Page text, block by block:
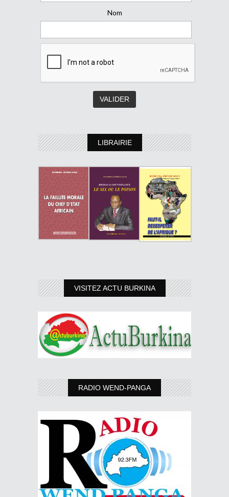
Nom
LIBRAIRIE
VISITEZ ACTU BURKINA
RADIO WEND-PANGA